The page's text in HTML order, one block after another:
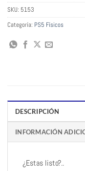
SKU: 5153
Categoría: PS5 Físicos
DESCRIPCIÓN
INFORMACIÓN
¿Estas listo?..